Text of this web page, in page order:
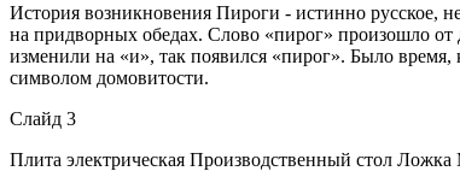
История возникновения Пироги - истинно русское,
на придворных обедах. Слово «пирог» произошло
изменили на «и», так появился «пирог». Было время,
символом домовитости.
Слайд 3
Плита электрическая Производственный стол